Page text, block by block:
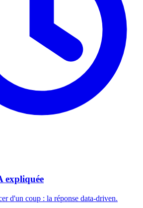
expliquée
d'un coup : la réponse data-driven.